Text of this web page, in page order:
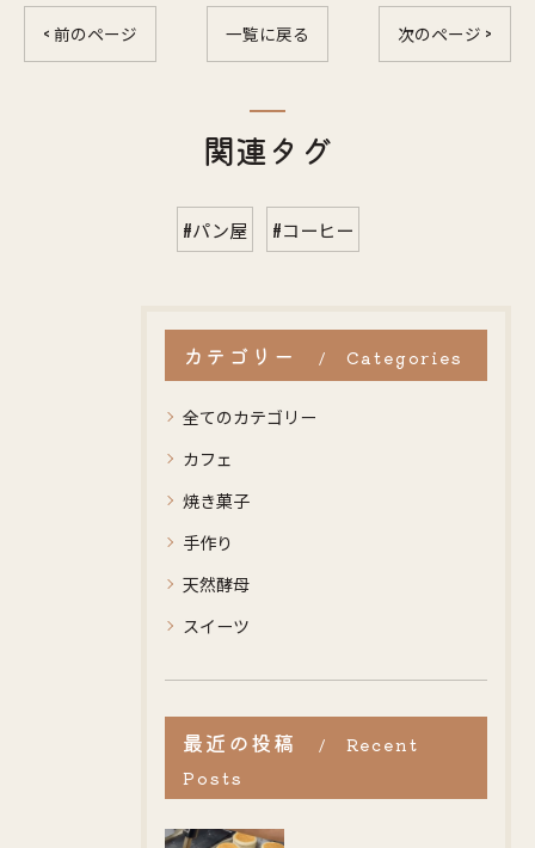
< 前のページ 一覧に戻る 次のページ >
関連タグ
#パン屋 #コーヒー
カテゴリー Categories
全てのカテゴリー
カフェ
焼き菓子
手作り
天然酵母
スイーツ
最近の投稿
Recent
Posts